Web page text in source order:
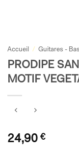
Accueil / Guitares -
PRODIPE
MOTIF
24,90 €